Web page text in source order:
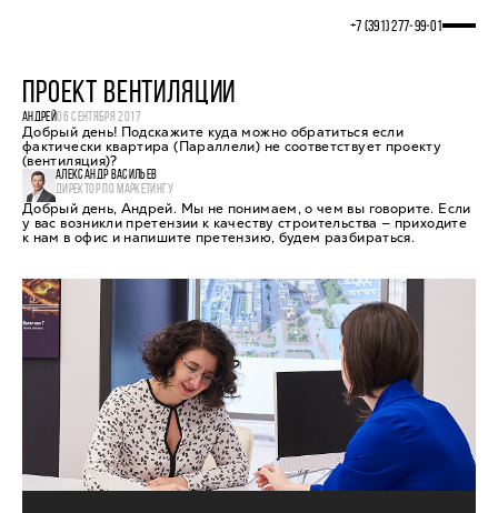
+7 (391) 277‒99‒01
ПРОЕКТ ВЕНТИЛЯЦИИ
АНДРЕЙ06 СЕНТЯБРЯ 2017
Добрый день! Подскажите куда можно обратиться если
фактически квартира (Параллели) не соответствует проекту
(вентиляция)?
АЛЕКСАНДР ВАСИЛЬЕВ
ДИРЕКТОР ПО МАРКЕТИНГУ
Добрый день, Андрей. Мы не понимаем, о чем вы говорите. Если
у вас возникли претензии к качеству строительства — приходите
к нам в офис и напишите претензию, будем разбираться.